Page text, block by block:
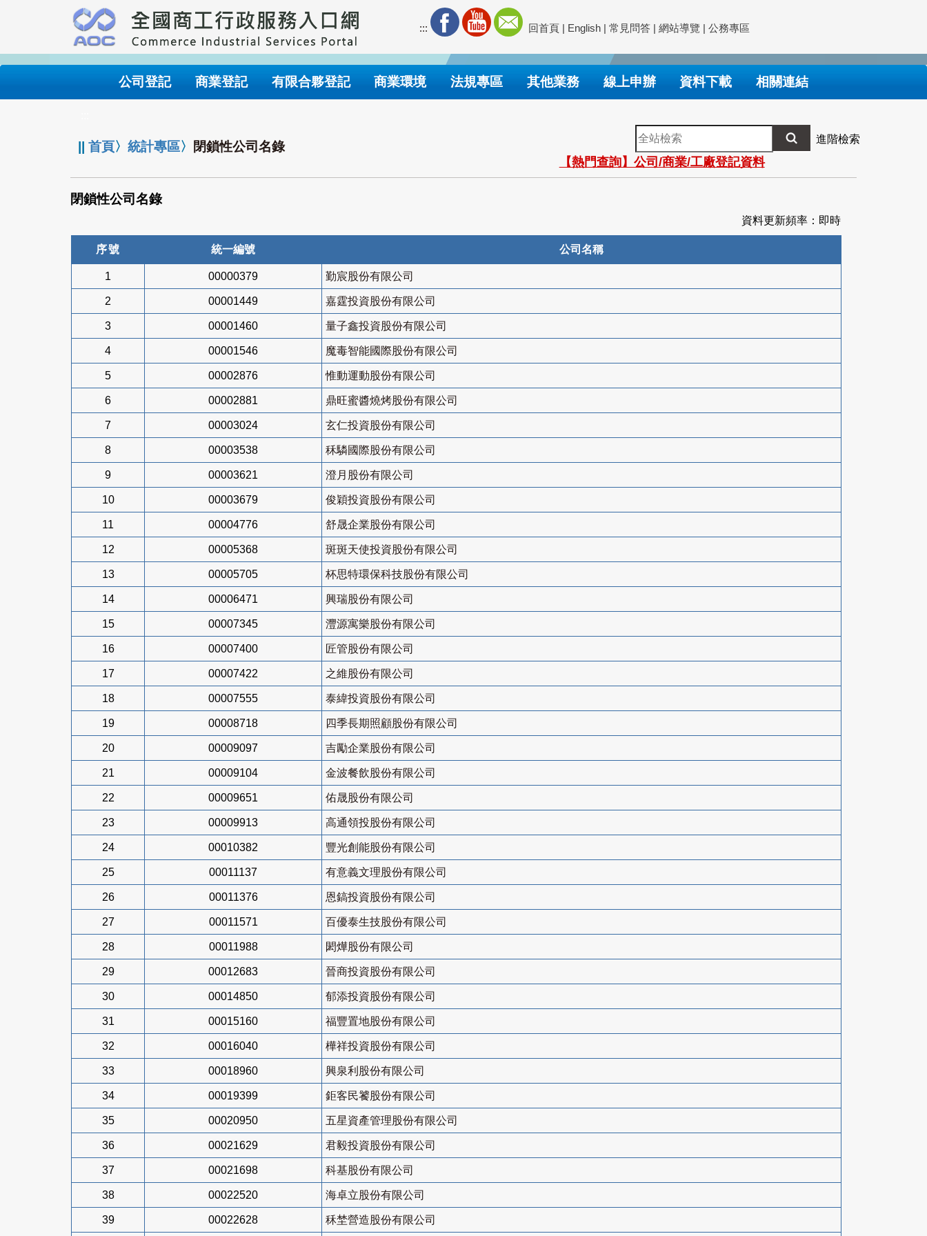
要
內
::: 回首頁 | English | 常見問答 | 網站導覽 | 公務專區
公司登記 商業登記 有限合夥登記 商業環境 法規專區 其他業務 線上申辦 資料下載 相關連結
||首頁〉統計專區〉 閉鎖性公司名錄
全
站
檢
索
進階檢索
【熱門查詢】公司/商業/工廠登記資料
閉鎖性公司名錄
資料更新頻率：即時
序號 統一編號 公司名稱
1 00000379 勤宸股份有限公司
2 00001449 嘉霆投資股份有限公司
3 00001460 量子鑫投資股份有限公司
4 00001546 魔毒智能國際股份有限公司
5 00002876 惟動運動股份有限公司
6 00002881 鼎旺蜜醬燒烤股份有限公司
7 00003024 玄仁投資股份有限公司
8 00003538 秝驎國際股份有限公司
9 00003621 澄月股份有限公司
10 00003679 俊穎投資股份有限公司
11 00004776 舒晟企業股份有限公司
12 00005368 斑斑天使投資股份有限公司
13 00005705 杯思特環保科技股份有限公司
14 00006471 興瑞股份有限公司
15 00007345 灃源寓樂股份有限公司
16 00007400 匠管股份有限公司
17 00007422 之維股份有限公司
18 00007555 泰緯投資股份有限公司
19 00008718 四季長期照顧股份有限公司
20 00009097 吉勵企業股份有限公司
21 00009104 金波餐飲股份有限公司
22 00009651 佑晟股份有限公司
23 00009913 高通領投股份有限公司
24 00010382 豐光創能股份有限公司
25 00011137 有意義文理股份有限公司
26 00011376 恩鎬投資股份有限公司
27 00011571 百優泰生技股份有限公司
28 00011988 閎燁股份有限公司
29 00012683 晉商投資股份有限公司
30 00014850 郁添投資股份有限公司
31 00015160 福豐置地股份有限公司
32 00016040 樺祥投資股份有限公司
33 00018960 興泉利股份有限公司
34 00019399 鉅客民饕股份有限公司
35 00020950 五星資產管理股份有限公司
36 00021629 君毅投資股份有限公司
37 00021698 科基股份有限公司
38 00022520 海卓立股份有限公司
39 00022628 秝埜營造股份有限公司